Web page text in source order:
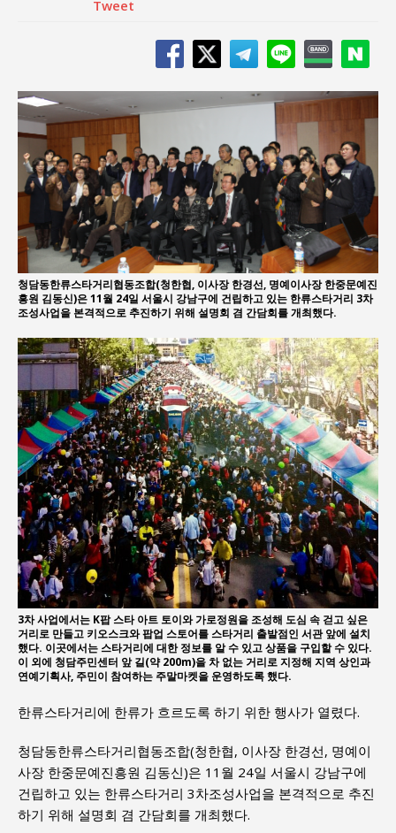
Tweet
청담동한류스타거리협동조합(청한협, 이사장 한경선, 명예이사장 한중문예진
흥원 김동신)은 11월 24일 서울시 강남구에 건립하고 있는 한류스타거리 3차
조성사업을 본격적으로 추진하기 위해 설명회 겸 간담회를 개최했다.
3차 사업에서는 K팝 스타 아트 토이와 가로정원을 조성해 도심 속 걷고 싶은
거리로 만들고 키오스크와 팝업 스토어를 스타거리 출발점인 서관 앞에 설치
했다. 이곳에서는 스타거리에 대한 정보를 알 수 있고 상품을 구입할 수 있다.
이 외에 청담주민센터 앞 길(약 200m)을 차 없는 거리로 지정해 지역 상인과
연예기획사, 주민이 참여하는 주말마켓을 운영하도록 했다.
한류스타거리에 한류가 흐르도록 하기 위한 행사가 열렸다.
청담동한류스타거리협동조합(청한협, 이사장 한경선, 명예이
사장 한중문예진흥원 김동신)은 11월 24일 서울시 강남구에
건립하고 있는 한류스타거리 3차조성사업을 본격적으로 추진
하기 위해 설명회 겸 간담회를 개최했다.